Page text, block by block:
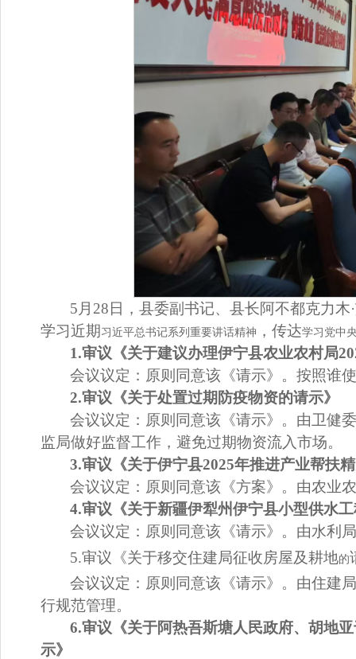
5 月 28 日，县委副书记、县长阿不都克力木·
学习近期 习近平总书记系列重要讲话精神 ，传达学习党中
1.审议《关于建议办理伊宁县农业农村局
会议议定： 原则同意该《请示》。按照谁
2.审议 《关于处置过期防疫物资的请示》
会议议定： 原则 同意该 《请示》。 由卫健
监局做好监督工作，避免过期物资流入市场。
3.审议《关于伊宁县2025年推进产业帮扶
会议议定： 原则同意该 《方案》。 由农业
4.审议《关于新疆伊犁州伊宁县小型供水
会议议定： 原则同意该 《请示》。 由水利
5.审议《关于移交住建局征收房屋及耕地的
会议议定： 原则同意该 《请示》。 由住建
行规范管理。
6.审议《关于阿热吾斯塘人民政府、胡地
示》